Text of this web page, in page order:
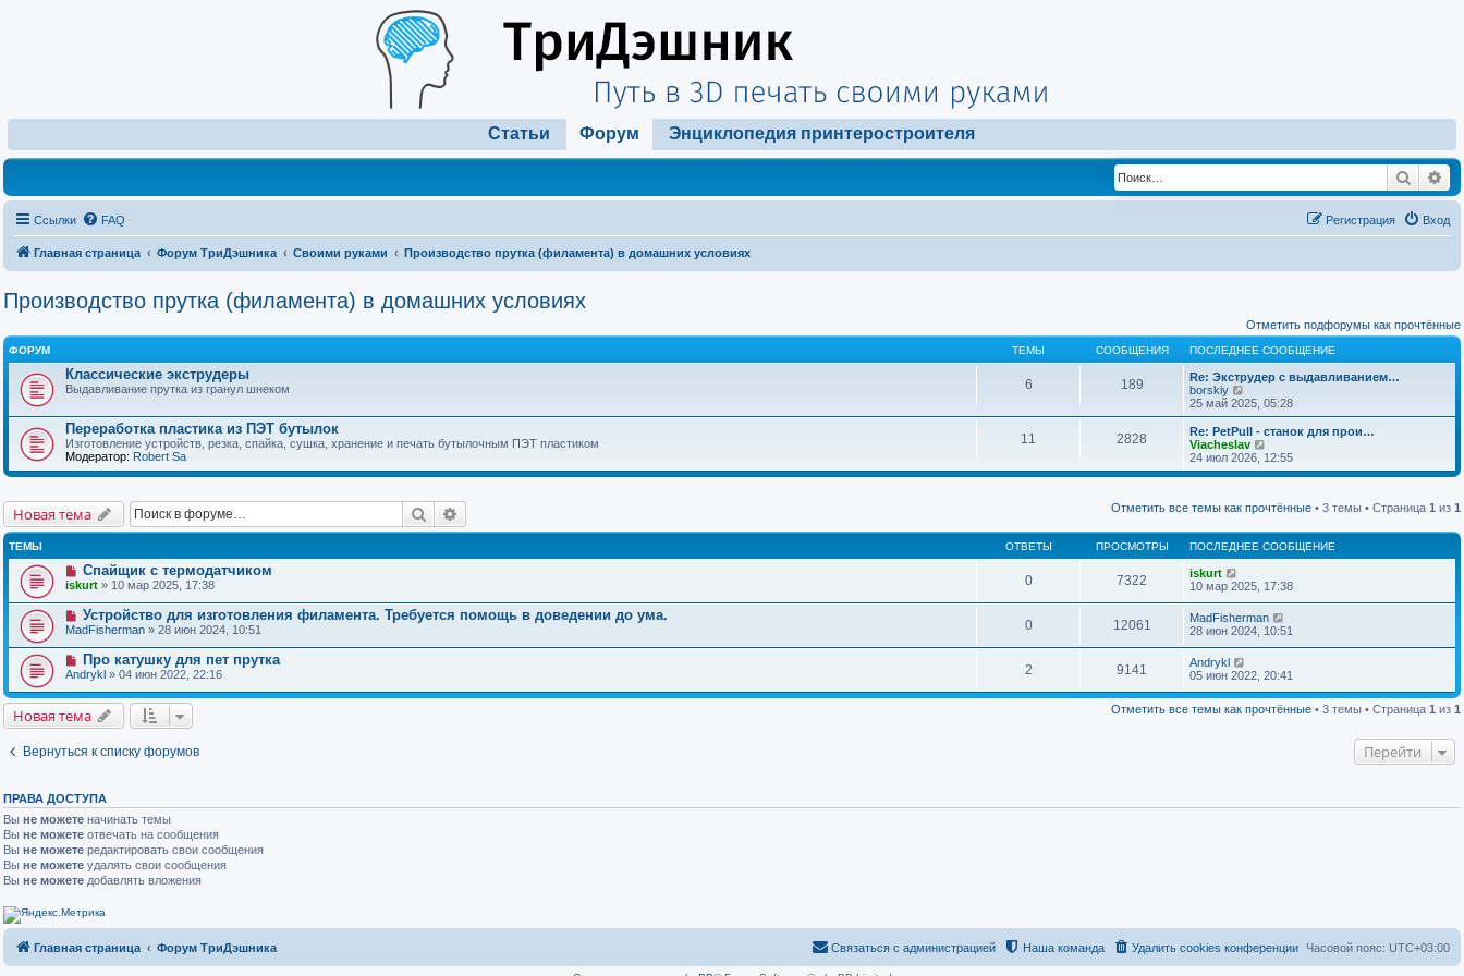
Статьи Форум Энциклопедия принтеростроителя
Поиск
Ссылки FAQ Вход
Регистрация
Главная страница Форум ТриДэшника Своими руками Производство прутка (филамента) в домашних условиях
Производство прутка (филамента) в домашних условиях
Отметить подфорумы как прочтённые
ФОРУМ ТЕМЫ СООБЩЕНИЯ ПОСЛЕДНЕЕ СООБЩЕНИЕ
Классические экструдеры
Выдавливание прутка из гранул шнеком 6 189
Re: Экструдер с выдавливанием…
borskiy
е
р
е
й
т
к
о
л
е
д
е
с
о
о
щ
е
н
и
25 май 2025, 05:28
Переработка пластика из ПЭТ бутылок
Изготовление устройств, резка, спайка, сушка, хранение и печать бутылочным ПЭТ пластиком
Модератор: Robert Sa
11 2828
Re: PetPull - cтанок для прои…
Viacheslav
е
р
т
к
п
о
л
е
д
н
е
м
с
о
о
б
24 июл 2026, 12:55
Новая тема Поиск Отметить все темы как прочтённые • 3 темы • Страница 1 из 1
ТЕМЫ ОТВЕТЫ ПРОСМОТРЫ ПОСЛЕДНЕЕ СООБЩЕНИЕ
Спайщик с термодатчиком
iskurt » 10 мар 2025, 17:38 0 7322
iskurt
10 мар 2025, 17:38
Устройство для изготовления филамента. Требуется помощь в доведении до ума.
MadFisherman » 28 июн 2024, 10:51 0 12061
MadFisherman
28 июн 2024, 10:51
Про катушку для пет прутка
Andrykl » 04 июн 2022, 22:16 2 9141
Andrykl
05 июн 2022, 20:41
Новая тема Отметить все темы как прочтённые • 3 темы • Страница 1 из 1
Вернуться к списку форумов Перейти
ПРАВА ДОСТУПА
Вы не можете начинать темы
Вы не можете отвечать на сообщения
Вы не можете редактировать свои сообщения
Вы не можете удалять свои сообщения
Вы не можете добавлять вложения
Главная страница Форум ТриДэшника Часовой пояс: UTC+03:00
Удалить cookies конференции
Наша команда
Связаться с администрацией